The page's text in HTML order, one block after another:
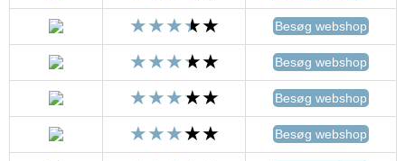
Besøg webshop
Besøg webshop
Besøg webshop
Besøg webshop